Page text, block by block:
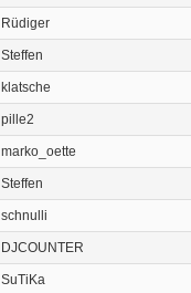
Rüdiger
Steffen
klatsche
pille2
marko_oette
Steffen
schnulli
DJCOUNTER
SuTiKa